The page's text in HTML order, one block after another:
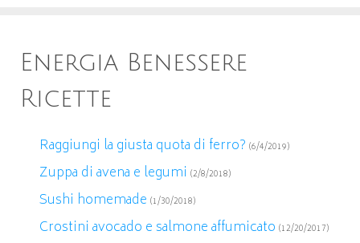
Energia Benessere
Ricette
Raggiungi la giusta quota di ferro? (6/4/2019)
Zuppa di avena e legumi (2/8/2018)
Sushi homemade (1/30/2018)
Crostini avocado e salmone affumicato (12/20/2017)